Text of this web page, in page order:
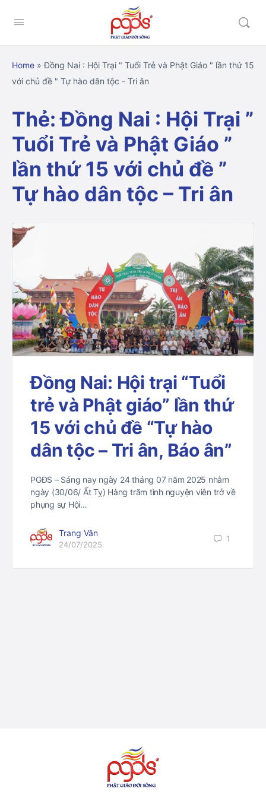
Home »Đồng Nai : Hội Trại " Tuổi Trẻ và Phật Giáo " lần thứ 15
với chủ đề " Tự hào dân tộc - Tri ân
Thẻ:Đồng Nai : Hội Trại ”
Tuổi Trẻ và Phật Giáo ”
lần thứ 15 với chủ đề ”
Tự hào dân tộc – Tri ân
Đồng Nai: Hội trại “Tuổi
trẻ và Phật giáo” lần thứ
15 với chủ đề “Tự hào
dân tộc – Tri ân, Báo ân”
PGĐS – Sáng nay ngày 24 tháng 07 năm 2025 nhằm
ngày (30/06/ Ất Tỵ) Hàng trăm tình nguyện viên trở về
phụng sự Hội…
Trang Vân
24/07/2025
1